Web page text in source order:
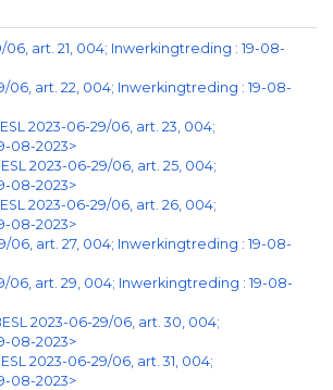
06, art. 21, 004; Inwerkingtreding : 19-08-
06, art. 22, 004; Inwerkingtreding : 19-08-
2023-06-29/06, art. 23, 004;
08-2023>
2023-06-29/06, art. 25, 004;
08-2023>
2023-06-29/06, art. 26, 004;
08-2023>
06, art. 27, 004; Inwerkingtreding : 19-08-
06, art. 29, 004; Inwerkingtreding : 19-08-
2023-06-29/06, art. 30, 004;
08-2023>
2023-06-29/06, art. 31, 004;
08-2023>